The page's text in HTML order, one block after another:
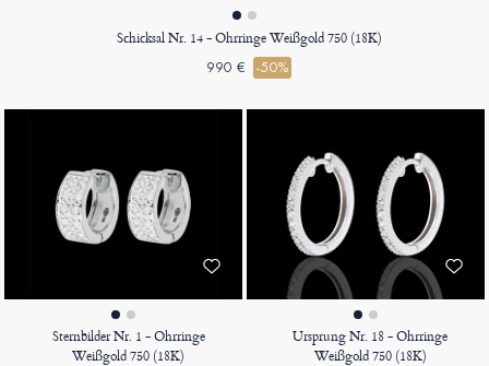
Schicksal Nr. 14 - Ohrringe Weißgold 750 (18K)
990 € -50%
Sternbilder Nr. 1 - Ohrringe
Weißgold 750 (18K)
Ursprung Nr. 18 - Ohrringe
Weißgold 750 (18K)